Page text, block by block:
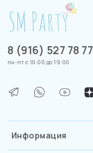
Информация
8 (916) 527 78 77
пн-пт с 10:00 до 19:00